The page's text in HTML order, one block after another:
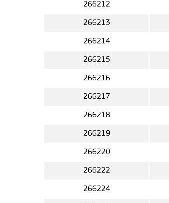
266212
266213
266214
266215
266216
266217
266218
266219
266220
266222
266224